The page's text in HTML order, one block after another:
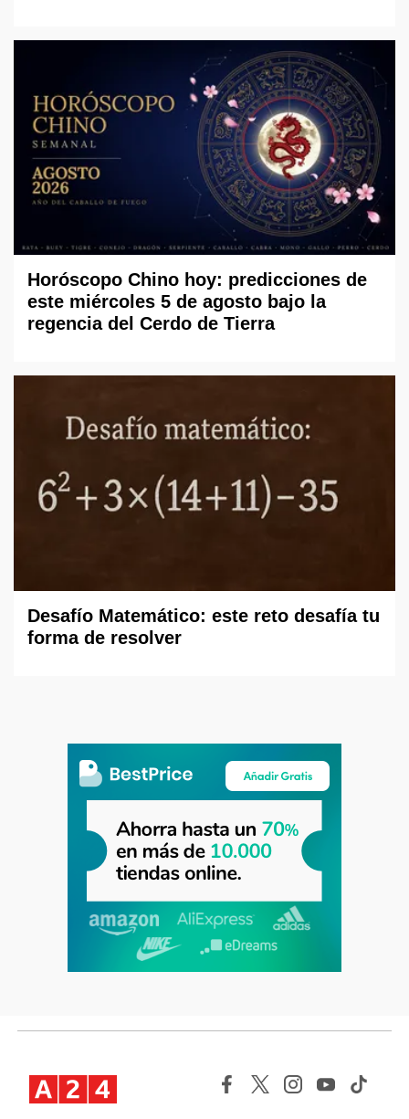
Horóscopo Chino hoy: predicciones de
este miércoles 5 de agosto bajo la
regencia del Cerdo de Tierra
Desafío Matemático: este reto desafía tu
forma de resolver